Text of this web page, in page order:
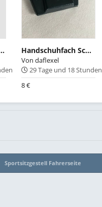
links ohne LWR Handschuhfach Schlossfalle oben für BMW E23 E30 E34 E36 Z1 Z3
Vondaflexel
29 Tage und 18 Stunden
8 €
Sportsitzgestell Fahrerseite